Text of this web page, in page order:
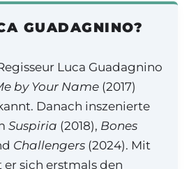
GUADAGNINO?
Luca Guadagnino
by Your Name (2017)
Danach inszenierte
Suspiria (2018), Bones
Challengers (2024). Mit
sich erstmals den